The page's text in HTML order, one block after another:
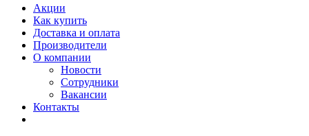
Акции
Как купить
Доставка и оплата
Производители
О компании
Новости
Сотрудники
Вакансии
Контакты